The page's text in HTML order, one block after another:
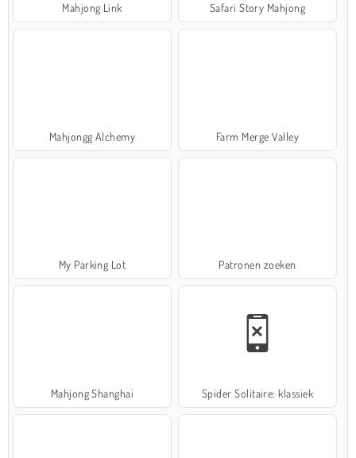
Mahjong Link Safari Story Mahjong
Mahjongg Alchemy Farm Merge Valley
My Parking Lot Patronen zoeken
Mahjong Shanghai Spider Solitaire: klassiek